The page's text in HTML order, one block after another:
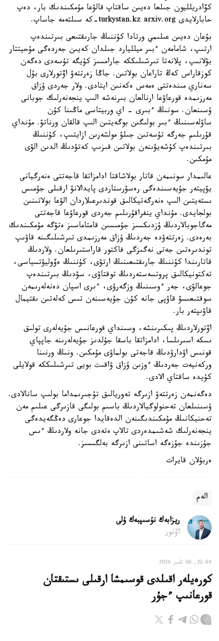
كۆادريلليون جىلعا دەيىن ساقتاپ قالۋعا مۇمكىندىك بار، دەپ
حابارلايدى turkystan.kz arxiv.org-كە سىلتەمە جاساپ.
بۇعان دەيىن عىلىمي ورتادا كۇننىڭ جارىقتىعى بىرتىندەپ
ارتىپ، شامامەن ءبىر ميلليارد جىلدان كەيىن جەردەگى مۇحيتتار
بۋلانىپ، پلانەتا تىرشىلىككە جارامسىز كۇيگە تۇسەدى دەگەن
كوزقاراس كەڭ تاراعان بولاتىن. جاڭا زەرتتەۋ اۆتورلارى بۇل
سەناري مىندەتتى ەمەس ەكەنىن ايتادى. ولار جەردى ۇزاق
مەرزىمدە قورعاۋعا ارنالعان بىرنەشە الىپ ينجەنەرلىك جوبانى
ۇسىنعان. سونىڭ ءبىرى - اي وربيتاسى ماڭىنا كۇن
ساۋلەسىنىڭ ءبىر بولىگىن بوگەيتىن الىپ قالقان ورناتۋ. مۇنداي
قۇرىلىم جەرگە تۇسەتىن جىلۋ مولشەرىن ازايتىپ، كۇننىڭ
بىرتىندەپ كۇشەيۋىنەن بولاتىن قىزىپ كەتۋدىڭ الدىن الۋى
مۇمكىن.
عالىمدار سونىمەن قاتار بولاشاقتا ادامزاتقا قاجەتتى ەنەرگيانى
يۋپيتەر جۇيەسىندەگى رەسۋرستاردى پايدالانۋ ارقىلى جۇمىس
ىستەيتىن الىپ ەنەرگەتيكالىق قوندىرعىلاردان الۋعا بولاتىنىن
بولجايدى. مۇنداي ينفراقۇرىلىم جەردى قورعاۋعا قاجەتتى
مەگاجوبالاردىڭ ۇزدىكسىز جۇمىسىن قامتاماسىز ەتۋگە مۇمكىندىك
بەرەدى. زەرتتەۋدە جەردىڭ ۇزاق مەرزىمدى تىرشىلىگىنە قاۋىپ
توندىرەتىن جەتى نەگىزگى فاكتور قاراستىرىلعان. ولاردىڭ
قاتارىندا كۇننىڭ جارىقتىعىنىڭ ارتۋى، كۇننىڭ ەۆوليۋتسياسى،
تەكتونيكالىق پروتسەستەردىڭ توقتاۋى، سۋدىڭ بىرتىندەپ
جوعالۋى، جەر ءوسىنىڭ وزگەرۋى، ءىرى اسپان دەنەلەرىمەن
سوقتىعىسۋ قاۋپى جانە كۇن جۇيەسىنەن تىس كەلەتىن ىقتيمال
قاۋىپتەر بار.
اۆتورلاردىڭ پىكىرىنشە، وسىنداي قورعانىس جۇيەلەرى تولىق
ىسكە اسىرىلسا، ادامزاتقا باسقا جۇلدىز جۇيەلەرىنە جاپپاي
قونىس اۋدارۋدىڭ قاجەتى بولماۋى مۇمكىن. ونىڭ ورنىنا
وركەنيەت جەردىڭ ءوزىن ۇزاق ۋاقىت بويى تىرشىلىككە قولايلى
كۇيدە ساقتاي الادى.
دەگەنمەن زەرتتەۋ ازىرگە تەوريالىق تۇجىرىمداما بولىپ سانالادى.
ۇسىنىلعان تەحنولوگيالاردىڭ باسىم بولىگى قازىرگى عىلىم مەن
تەحنيكانىڭ مۇمكىندىگىنەن الدەقايدا جوعارى دەڭگەيدەگى
ينجەنەرلىك شەشىمدەردى تالاپ ەتەدى جانە ولاردىڭ ءىس
جۇزىندە جۇزەگە اساتىنى ازىرگە بەلگىسىز.
ەربۇلان قايرات
الەم
ريزابەك نۇسىپبەك ۇلى
اۆتور
22:44, 06 تامىز 2026
كورەيلەر اقىلدى قوسىمشا ارقىلى ىستىقتان
قورعانىپ ءجۇر